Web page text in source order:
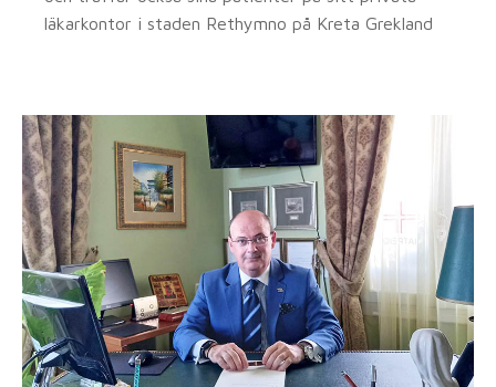
läkarkontor i staden Rethymno på Kreta Grekland